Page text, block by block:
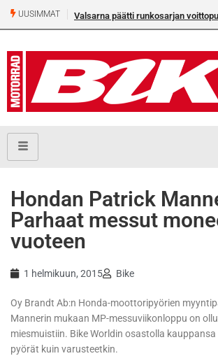
UUSIMMAT Valsarna päätti runkosarjan
Hondan Patrick
Parhaat messut
vuoteen
1 helmikuun, 2015 Bike
Oy Brandt Ab:n Honda-moottoripyörien
Mannerin mukaan MP-messuviikonloppu on
miesmuistiin. Bike Worldin osastolla
pyörät kuin varusteetkin.